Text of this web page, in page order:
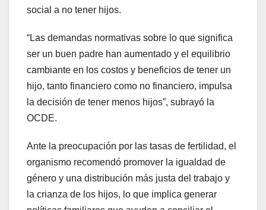
social a no tener hijos.
“Las demandas normativas sobre lo que significa
ser un buen padre han aumentado y el equilibrio
cambiante en los costos y beneficios de tener un
hijo, tanto financiero como no financiero, impulsa
la decisión de tener menos hijos”, subrayó la
OCDE.
Ante la preocupación por las tasas de fertilidad, el
organismo recomendó promover la igualdad de
género y una distribución más justa del trabajo y
la crianza de los hijos, lo que implica generar